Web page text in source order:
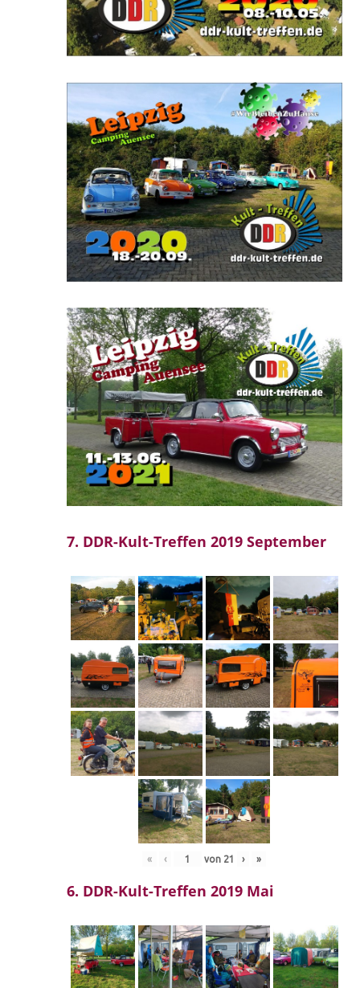
7. DDR-Kult-Treffen 2019 September
« ‹ von 21 › »
6. DDR-Kult-Treffen 2019 Mai